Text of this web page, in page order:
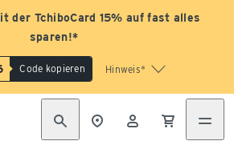
der TchiboCard 15% auf fast alles
sparen!*
Code kopieren Hinweis*